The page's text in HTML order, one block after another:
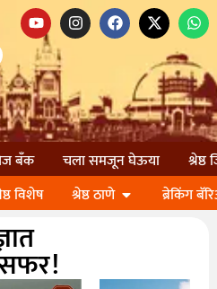
बॅंक चला समजून घेऊया
श्रेष्ठ
विशेष श्रेष्ठ ठाणे ब्रेकिंग
सफर!